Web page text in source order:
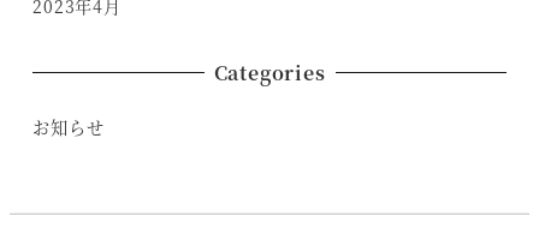
2023年4月
Categories
お知らせ